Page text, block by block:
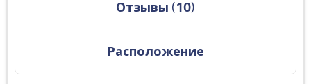
Отзывы ( 10)
Расположение